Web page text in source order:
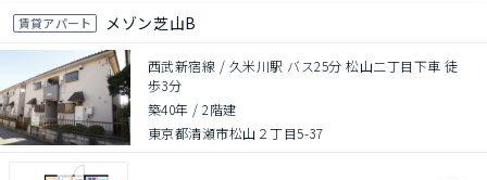
賃貸アパート メゾン芝山B
西武新宿線 / 久米川駅 バス25分 松山二丁目下車 徒
歩3分
築40年 /2階建
東京都清瀬市松山２丁目5-37